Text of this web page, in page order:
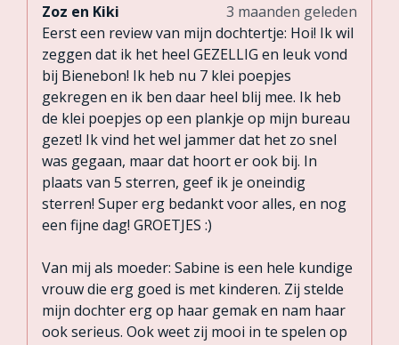
Zoz en Kiki
3 maanden geleden
Eerst een review van mijn dochtertje: Hoi! Ik wil
zeggen dat ik het heel GEZELLIG en leuk vond
bij Bienebon! Ik heb nu 7 klei poepjes
gekregen en ik ben daar heel blij mee. Ik heb
de klei poepjes op een plankje op mijn bureau
gezet! Ik vind het wel jammer dat het zo snel
was gegaan, maar dat hoort er ook bij. In
plaats van 5 sterren, geef ik je oneindig
sterren! Super erg bedankt voor alles, en nog
een fijne dag! GROETJES :)
Van mij als moeder: Sabine is een hele kundige
vrouw die erg goed is met kinderen. Zij stelde
mijn dochter erg op haar gemak en nam haar
ook serieus. Ook weet zij mooi in te spelen op